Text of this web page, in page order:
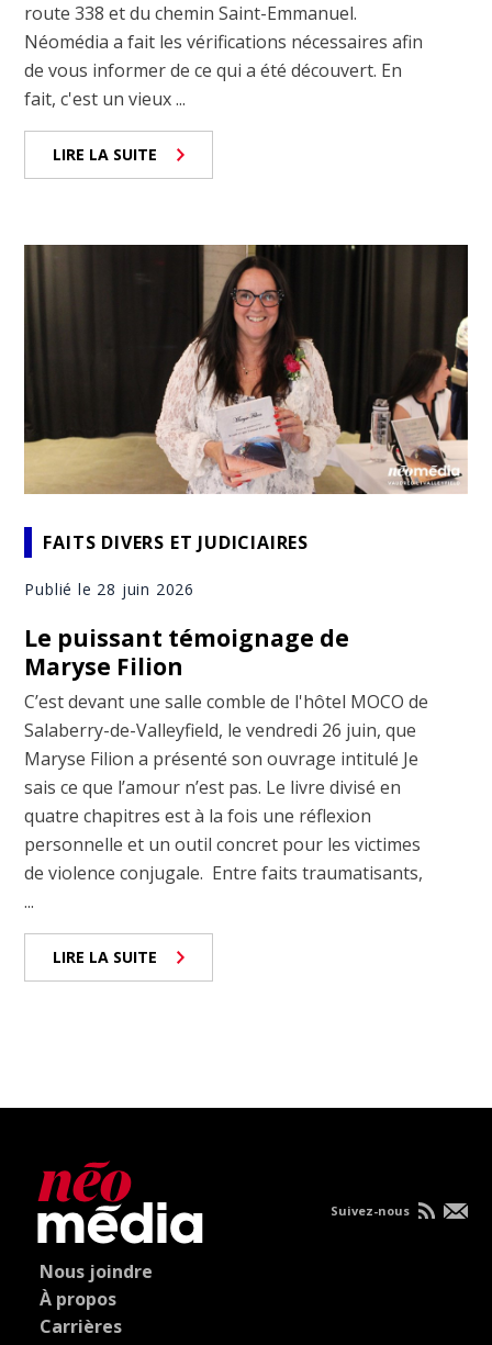
route 338 et du chemin Saint-Emmanuel.
Néomédia a fait les vérifications nécessaires afin
de vous informer de ce qui a été découvert. En
fait, c'est un vieux ...
LIRE LA SUITE
FAITS DIVERS ET JUDICIAIRES
Publié le 28 juin 2026
Le puissant témoignage de
Maryse Filion
C’est devant une salle comble de l'hôtel MOCO de
Salaberry-de-Valleyfield, le vendredi 26 juin, que
Maryse Filion a présenté son ouvrage intitulé Je
sais ce que l’amour n’est pas. Le livre divisé en
quatre chapitres est à la fois une réflexion
personnelle et un outil concret pour les victimes
de violence conjugale. Entre faits traumatisants,
...
LIRE LA SUITE
Nous joindre
À propos
Carrières
Suivez-nous